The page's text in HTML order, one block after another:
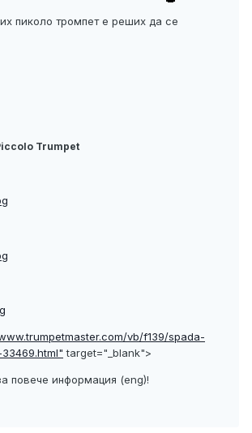
пиколо тромпет е реших да се
Trumpet
vb/f139/spada-
target="_blank">
повече информация (eng)!